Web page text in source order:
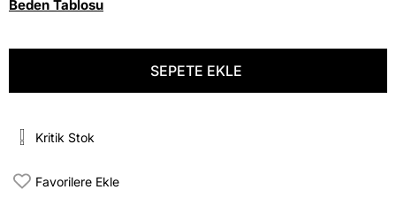
Beden Tablosu
Kritik Stok
Favorilere Ekle